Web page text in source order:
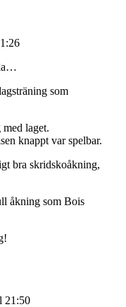
som
laget.
knappt var spelbar.
bra skridskoåkning,
åkning som Bois
21:50